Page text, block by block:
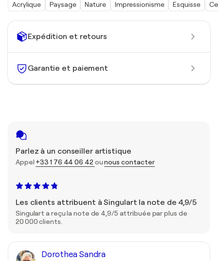
Expédition et retours
Garantie et paiement
Parlez à un conseiller artistique
Appel +33 1 76 44 06 42 ounous contacter
Les clients attribuent à Singulart la note de 4,9/5
Singulart a reçu la note de 4,9/5 attribuée par plus de
20 000 clients.
Dorothea Sandra
Acrylique Paysage Nature Impressionisme Esquisse